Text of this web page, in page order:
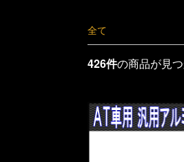
全て
426件の商品が見